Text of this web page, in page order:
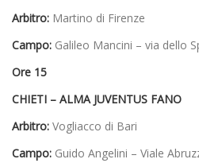
Arbitro: Martino di Firenze
Campo: Galileo Mancini – via dello
Ore 15
CHIETI – ALMA JUVENTUS FANO
Arbitro: Vogliacco di Bari
Campo: Guido Angelini – Viale